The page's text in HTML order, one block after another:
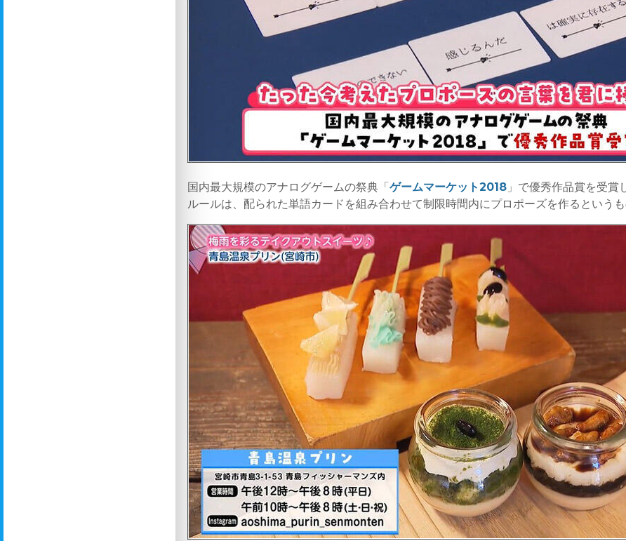
国内最大規模のアナログゲームの祭典「ゲームマーケット2018 」で優秀作品賞を受賞
ルールは、配られた単語カードを組み合わせて制限時間内にプロポーズを作るというも